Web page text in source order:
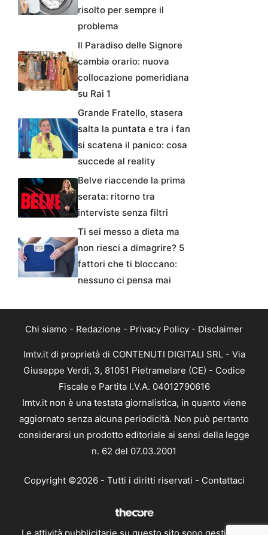
risolto per sempre il
problema
Il Paradiso delle Signore
cambia orario: nuova
collocazione pomeridiana
su Rai 1
Grande Fratello, stasera
salta la puntata e tra i fan
si scatena il panico: cosa
succede al reality
Belve riaccende la prima
serata: ritorno tra
interviste senza filtri
Ti sei messo a dieta ma
non riesci a dimagrire? 5
fattori che ti bloccano:
nessuno ci pensa mai
Chi siamo - Redazione - Privacy Policy - Disclaimer
Imtv.it di proprietà di CONTENUTI DIGITALI SRL - Via
Giuseppe Verdi, 3, 81051 Pietramelare (CE) - Codice
Fiscale e Partita I.V.A. 04012790616
Imtv.it non è una testata giornalistica, in quanto viene
aggiornato senza alcuna periodicità. Non può pertanto
considerarsi un prodotto editoriale ai sensi della legge
n. 62 del 07.03.2001
Copyright ©2026 - Tutti i diritti riservati - Contattaci